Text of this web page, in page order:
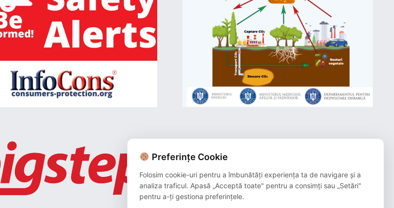
și beneficiază de 3D-Secure.
Preferințe Cookie
Folosim cookie-uri pentru a îmbunătăți experiența ta de navigare și a
analiza traficul. Apasă „Acceptă toate" pentru a consimți sau „Setări"
pentru a-ți gestiona preferințele.